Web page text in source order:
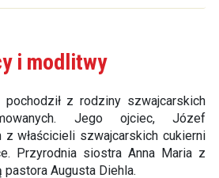
i modlitwy
pochodził z rodziny szwajcarskich
Jego ojciec, Józef
z właścicieli szwajcarskich cukierni
Przyrodnia siostra Anna Maria z
pastora Augusta Diehla.